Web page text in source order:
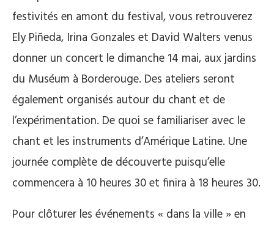
festivités en amont du festival, vous retrouverez
Ely Piñeda, Irina Gonzales et David Walters venus
donner un concert le dimanche 14 mai, aux jardins
du Muséum à Borderouge. Des ateliers seront
également organisés autour du chant et de
l’expérimentation. De quoi se familiariser avec le
chant et les instruments d’Amérique Latine. Une
journée complète de découverte puisqu’elle
commencera à 10 heures 30 et finira à 18 heures 30.
Pour clôturer les événements « dans la ville » en